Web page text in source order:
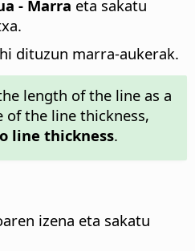
- Marra eta sakatu
dituzun marra-aukerak.
length of the line as a
of the line thickness,
line thickness.
izena eta sakatu